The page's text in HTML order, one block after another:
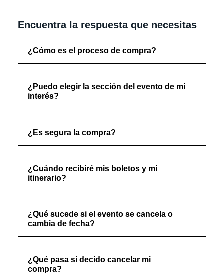
Encuentra la respuesta que necesitas
¿Cómo es el proceso de compra?
¿Puedo elegir la sección del evento de mi
interés?
¿Es segura la compra?
¿Cuándo recibiré mis boletos y mi
itinerario?
¿Qué sucede si el evento se cancela o
cambia de fecha?
¿Qué pasa si decido cancelar mi
compra?